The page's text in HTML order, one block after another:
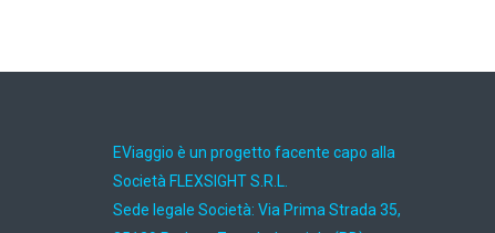
EViaggio è un progetto facente capo alla
Società FLEXSIGHT S.R.L.
Sede legale Società: Via Prima Strada 35,